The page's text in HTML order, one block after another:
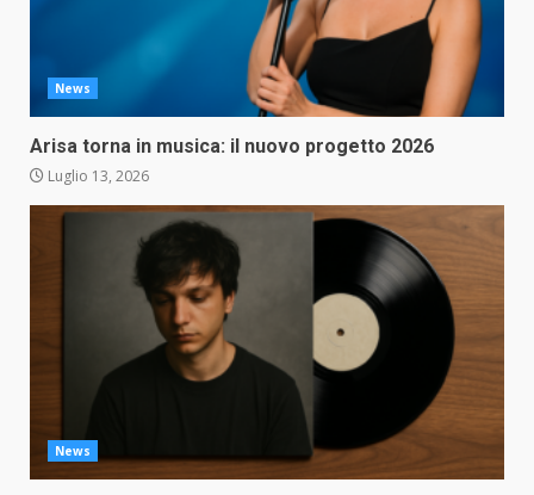
News
Arisa torna in musica: il nuovo progetto 2026
Luglio 13, 2026
News